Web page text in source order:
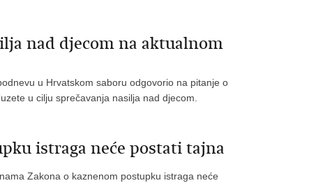
nad djecom na aktualnom
u Hrvatskom saboru odgovorio na pitanje o
u cilju sprečavanja nasilja nad djecom.
istraga neće postati tajna
Zakona o kaznenom postupku istraga neće